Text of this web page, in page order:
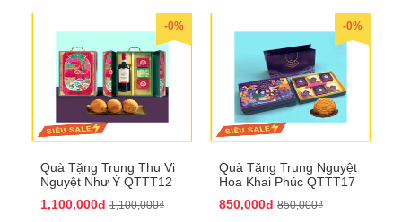
-0%
Quà Tặng Trung Thu Vi
Nguyệt Như Ý QTTT12
1,100,000đ 1,100,000₫
-0%
Quà Tặng Trung Nguyệt
Hoa Khai Phúc QTTT17
850,000đ 850,000₫